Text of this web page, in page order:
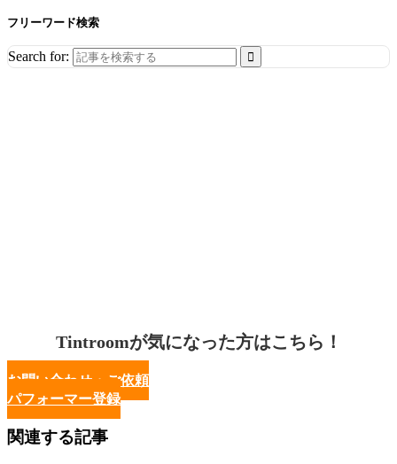
フリーワード検索
Search for:
Tintroomが気になった方はこちら！
お問い合わせ・ご依頼
パフォーマー登録
関連する記事